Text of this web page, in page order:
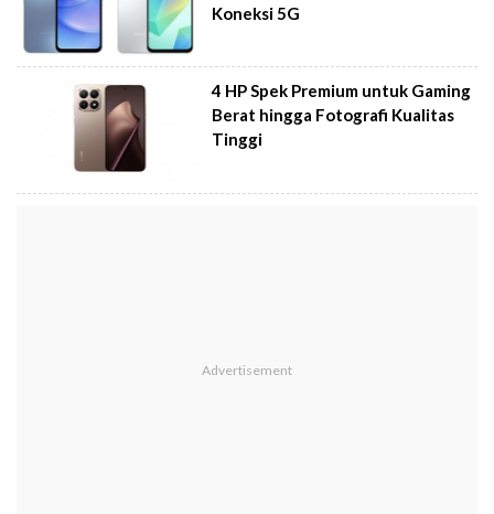
Koneksi 5G
4 HP Spek Premium untuk Gaming
Berat hingga Fotografi Kualitas
Tinggi